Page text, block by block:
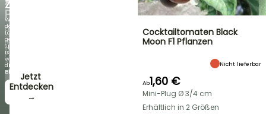
PFLANZEN!
Entdecken
Sie
jede
Woche
neue
Angebote
Jetzt
zugreifen!
→
ZAMBEZI
Wenn
das
Laub
genauso
spektakulär
ist
wie
die
Blüten!
Entdecken
→
Cocktailtomaten Black
Moon F1 Pflanzen
Nicht lieferbar
Ab1,60 €
Mini-Plug Ø 3/4 cm
Erhältlich in 2 Größen